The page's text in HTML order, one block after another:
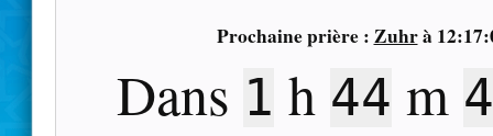
Prochaine prière : Zuhrà
Dans 1 h 44 m